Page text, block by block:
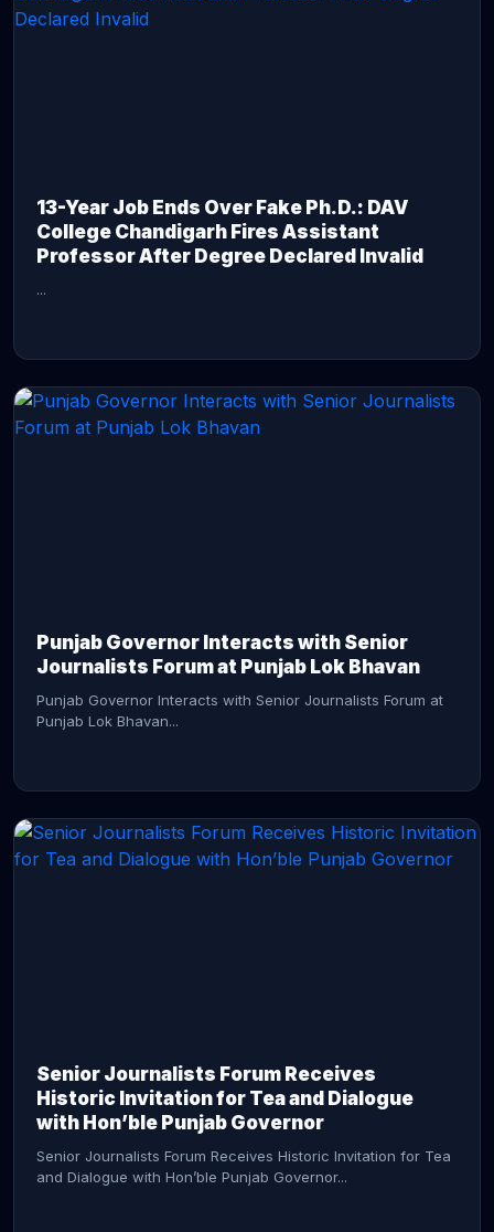
13-Year Job Ends Over Fake Ph.D.: DAV
College Chandigarh Fires Assistant
Professor After Degree Declared Invalid
...
Punjab Governor Interacts with Senior
Journalists Forum at Punjab Lok Bhavan
Punjab Governor Interacts with Senior Journalists Forum at
Punjab Lok Bhavan...
Senior Journalists Forum Receives
Historic Invitation for Tea and Dialogue
with Hon’ble Punjab Governor
Senior Journalists Forum Receives Historic Invitation for Tea
and Dialogue with Hon’ble Punjab Governor...